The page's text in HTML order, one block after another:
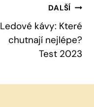
DALŠÍ
Ledové kávy: Které
chutnají nejlépe?
Test 2023